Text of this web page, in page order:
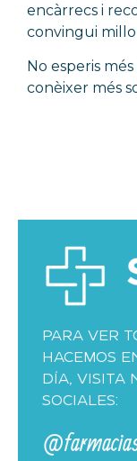
encàrrecs i
convingui
No esperis
conèixer més
PARA VER
HACEMOS
DÍA, VISITA
SOCIALES: